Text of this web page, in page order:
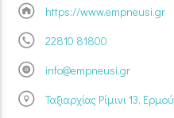
https://www.empneusi.gr
22810 81800
info@empneusi.gr
Ταξιαρχίας Ρίμινι 13,